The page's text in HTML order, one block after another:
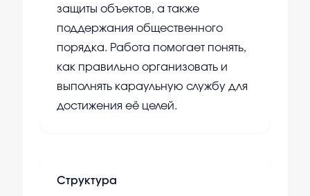
защиты объектов, а также
поддержания общественного
порядка. Работа помогает понять,
как правильно организовать и
выполнять караульную службу для
достижения её целей.
Структура